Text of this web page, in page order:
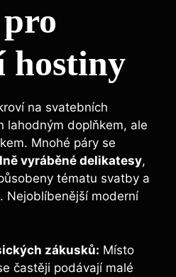
hostiny
na svatebních
lahodným doplňkem, ale
Mnohé páry se
vyráběné delikatesy,
tématu svatby a
Nejoblíbenější moderní
zákusků: Místo
častěji podávají malé